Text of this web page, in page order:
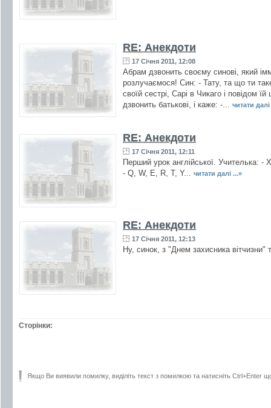
RE: Анекдоти
17 Січня 2011, 12:08
Абрам дзвонить своєму синові, який
розлучаємося! Син: - Тату, та що ти
своїй сестрі, Сарі в Чикаго і повідом
дзвонить батькові, і каже: -... читати
RE: Анекдоти
17 Січня 2011, 12:11
Перший урок англійської. Учителька: -
- Q, W, E, R, T, Y... читати далі ...»
RE: Анекдоти
17 Січня 2011, 12:13
Ну, синок, з "Днем захисника
Сторінки:
Якщо Ви виявили помилку, виділіть текст з помилкою та натисніть Ctrl+Enter